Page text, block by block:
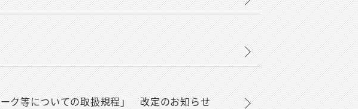
ク等についての取扱規程」 改定のお知らせ